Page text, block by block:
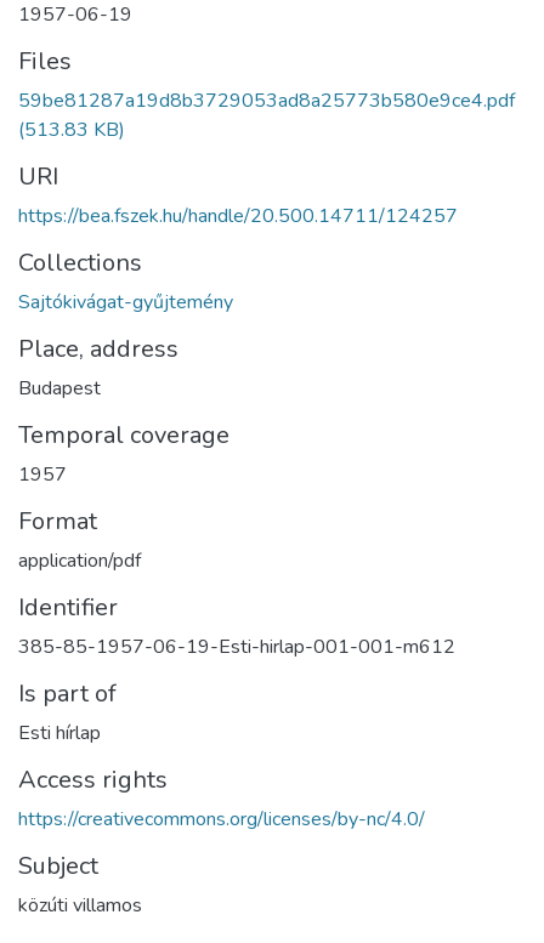
1957-06-19
Files
59be81287a19d8b3729053ad8a25773b580e9ce4.pdf
(513.83 KB)
URI
https://bea.fszek.hu/handle/20.500.14711/124257
Collections
Sajtókivágat-gyűjtemény
Place, address
Budapest
Temporal coverage
1957
Format
application/pdf
Identifier
385-85-1957-06-19-Esti-hirlap-001-001-m612
Is part of
Esti hírlap
Access rights
https://creativecommons.org/licenses/by-nc/4.0/
Subject
közúti villamos